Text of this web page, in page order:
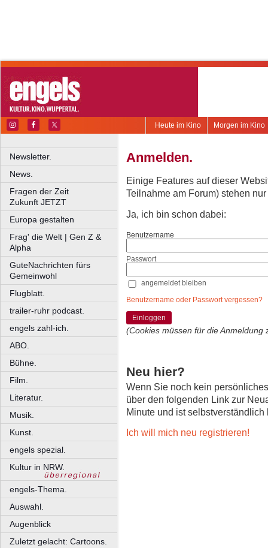
Morgen im Kino
Heute im Kino
Newsletter.
News.
Fragen der Zeit
Zukunft JETZT
Europa gestalten
Frag' die Welt | Gen Z &
Alpha
GuteNachrichten fürs
Gemeinwohl
Flugblatt.
trailer-ruhr podcast.
engels zahl-ich.
ABO.
Bühne.
Film.
Literatur.
Musik.
Kunst.
engels spezial.
Kultur in NRW.
engels-Thema.
Auswahl.
Augenblick
Zuletzt gelacht: Cartoons.
Anmelden.
Einige Features auf dieser
Teilnahme am Forum) stehen
Ja, ich bin schon dabei:
Benutzername
Passwort
angemeldet bleiben
Benutzername oder Passwort vergessen?
Einloggen
(Cookies müssen für die Anmeldung
Neu hier?
Wenn Sie noch kein
über den folgenden Link zur
Minute und ist selbstverständlich
Ich will mich neu registrieren!